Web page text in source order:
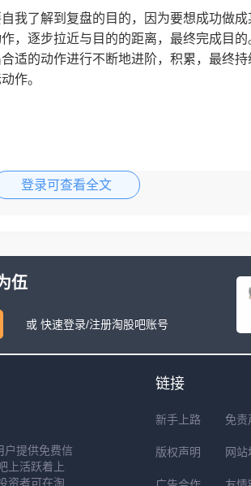
我了解到复盘的目的，因为要想成功做
，逐步拉近与目的的距离，最终完成目
适的动作进行不断地进阶，积累，最终
作。
登录可查看全文
伍
或 快速登录/注册淘股吧账号
户提供免费信
上活跃着上
资者可在淘
链接
新手上路 免责
版权声明 网站